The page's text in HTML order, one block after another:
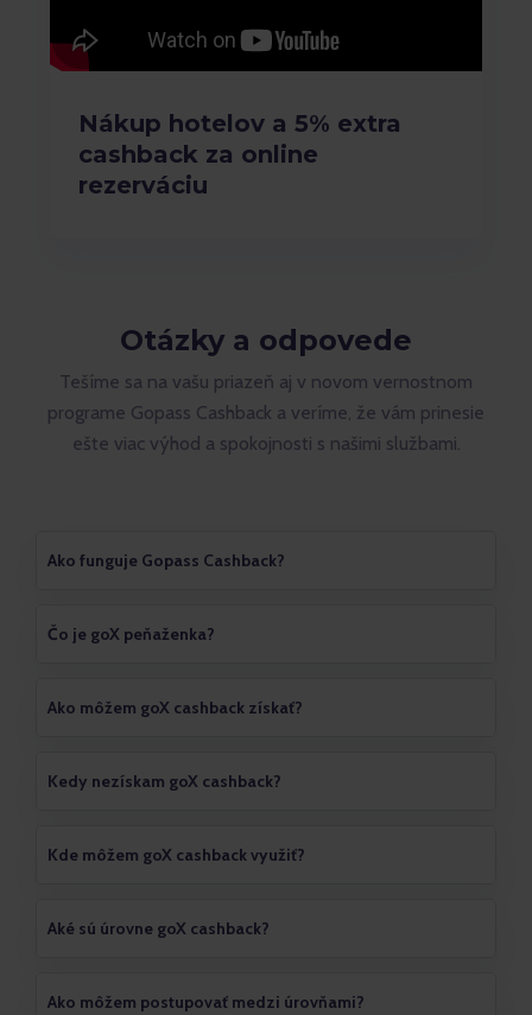
Nákup hotelov a 5% extra
cashback za online
rezerváciu
Otázky a odpovede
Tešíme sa na vašu priazeň aj v novom vernostnom
programe Gopass Cashback a veríme, že vám prinesie
ešte viac výhod a spokojnosti s našimi službami.
Ako môžem goX cashback získať?
Kedy nezískam goX cashback?
Kde môžem goX cashback využiť?
Aké sú úrovne goX cashback?
Ako môžem postupovať medzi úrovňami?